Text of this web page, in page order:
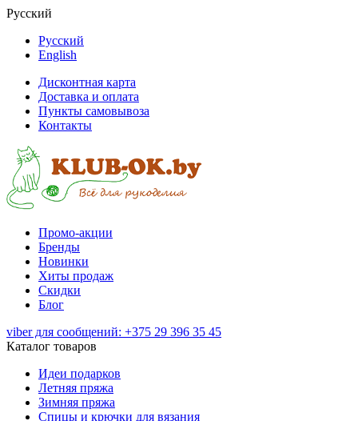
Русский
Русский
English
Дисконтная карта
Доставка и оплата
Пункты самовывоза
Контакты
Промо-акции
Бренды
Новинки
Хиты продаж
Скидки
Блог
viber для сообщений: +375 29 396 35 45
Каталог товаров
Идеи подарков
Летняя пряжа
Зимняя пряжа
Спицы и крючки для вязания